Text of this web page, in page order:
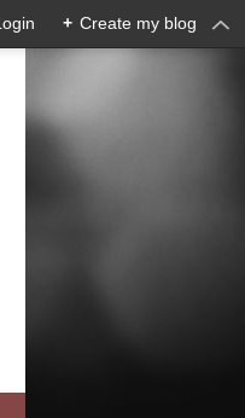
+ Create my blog